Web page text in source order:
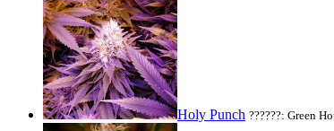
Holy Punch ??????: Green